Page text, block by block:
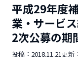
平成29年度
業・サービ
2次公募の期
投稿： 2018.11.21更新：